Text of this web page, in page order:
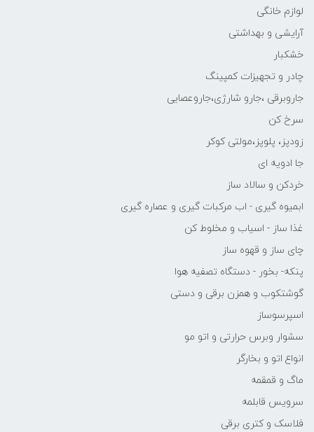
لوازم خانگی
آرایشی و بهداشتی
خشکبار
چادر و تجهیزات کمپینگ
جاروبرقی ،جارو شارژی،جاروعصایی
سرخ کن
زودپز، پلوپز،مولتی کوکر
جا ادویه ای
خردکن و سالاد ساز
ابمیوه گیری - اب مرکبات گیری و عصاره گیری
غذا ساز - اسیاب و مخلوط کن
چای ساز و قهوه ساز
پنکه- بخور - دستگاه تصفیه هوا
گوشتکوب و همزن برقی و دستی
اسپرسوساز
سشوار وبرس حرارتی و اتو مو
انواع اتو و بخارگر
ماگ و قمقمه
سرویس قابلمه
فلاسک و کتری برقی